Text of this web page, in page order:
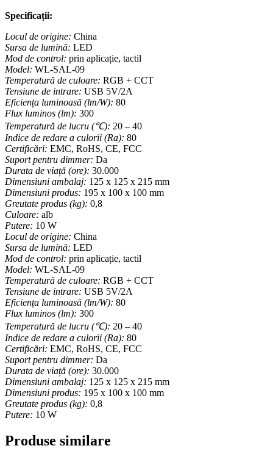
Specificații:
Locul de origine: China
Sursa de lumină: LED
Mod de control: prin aplicație, tactil
Model: WL-SAL-09
Temperatură de culoare: RGB + CCT
Tensiune de intrare: USB 5V/2A
Eficiența luminoasă (lm/W): 80
Flux luminos (lm): 300
Temperatură de lucru (℃): 20 – 40
Indice de redare a culorii (Ra): 80
Certificări: EMC, RoHS, CE, FCC
Suport pentru dimmer: Da
Durata de viață (ore): 30.000
Dimensiuni ambalaj: 125 x 125 x 215 mm
Dimensiuni produs: 195 x 100 x 100 mm
Greutate produs (kg): 0,8
Culoare: alb
Putere: 10 W
Locul de origine: China
Sursa de lumină: LED
Mod de control: prin aplicație, tactil
Model: WL-SAL-09
Temperatură de culoare: RGB + CCT
Tensiune de intrare: USB 5V/2A
Eficiența luminoasă (lm/W): 80
Flux luminos (lm): 300
Temperatură de lucru (℃): 20 – 40
Indice de redare a culorii (Ra): 80
Certificări: EMC, RoHS, CE, FCC
Suport pentru dimmer: Da
Durata de viață (ore): 30.000
Dimensiuni ambalaj: 125 x 125 x 215 mm
Dimensiuni produs: 195 x 100 x 100 mm
Greutate produs (kg): 0,8
Putere: 10 W
Produse similare